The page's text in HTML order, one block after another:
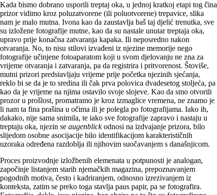
Kada bismo dobrano usporili treptaj oka, u jednoj kratkoj etapi tog čina
prizor vidimo kroz poluzatvorene (ili poluotvorene) trepavice, slika
nam je malo mutna. Ivona kao da zaustavlja baš taj djelić trenutka, sve
su izložene fotografije mutne, kao da su nastale unutar treptaja oka,
upravo prije konačna zatvaranja kapaka. Ili neposredno nakon
otvaranja. No, to nisu stilovi izvađeni iz njezine memorije nego
fotografije učinjene fotoaparatom koji u svom djelovanju ne zna za
vrijeme otvaranja i zatvaranja, pa da registrira i pritvorenost. Štoviše,
mutni prizori predstavljaju vrijeme prije početka njezinih sjećanja,
reklo bi se da je to sredina ili čak prva polovica dvadesetog stoljeća, pa
kao da je vrijeme na njima ostavilo svoje slojeve. Kao da smo otvorili
prozor u prošlost, promatramo je kroz izmaglice vremena, ne znamo je
li nam ta fina prašina u očima ili je polegla po fotografijama. Iako ih,
dakako, nije sama snimila, te iako sve fotografije zapravo i nastaju u
treptaju oka, njezin se augenblickodnosi na izdvajanje prizora, bilo
slijedom osobne asocijacije bilo identifikacijom karakterističnih
uzoraka određena razdoblja ili njihovim suočavanjem s današnjicom.
Proces proizvodnje izložbenih elemenata u potpunosti je analogan,
započinje listanjem starih njemačkih magazina, prepoznavanjem
pogodnih motiva, često i kadriranjem, odnosno izrezivanjem iz
konteksta, zatim se preko toga stavlja paus papir, pa se fotografira.